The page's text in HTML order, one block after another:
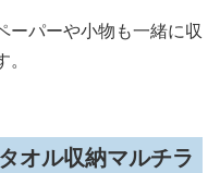
ーパーや小物も一緒に収
オル収納マルチラ